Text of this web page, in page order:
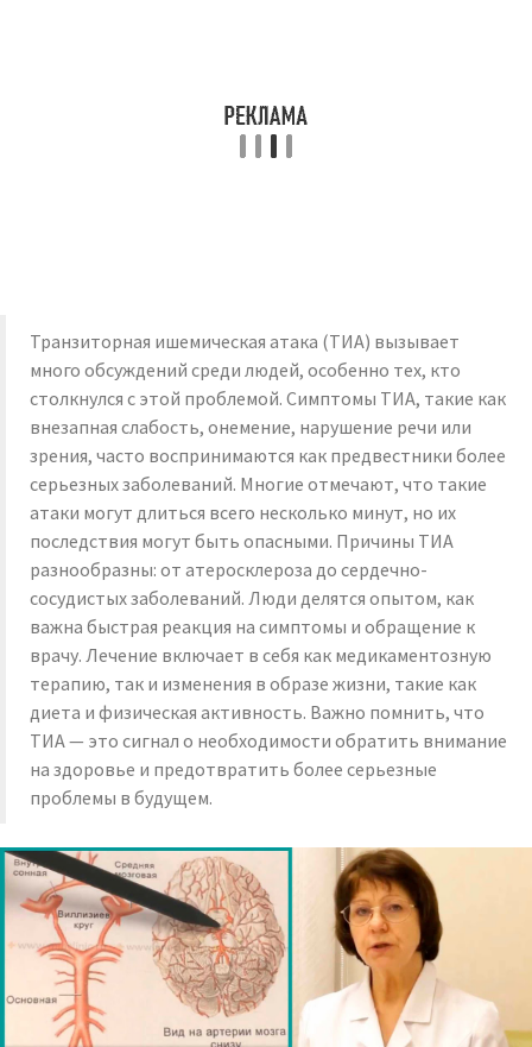
Транзиторная ишемическая атака (ТИА) вызывает
много обсуждений среди людей, особенно тех, кто
столкнулся с этой проблемой. Симптомы ТИА, такие как
внезапная слабость, онемение, нарушение речи или
зрения, часто воспринимаются как предвестники более
серьезных заболеваний. Многие отмечают, что такие
атаки могут длиться всего несколько минут, но их
последствия могут быть опасными. Причины ТИА
разнообразны: от атеросклероза до сердечно-
сосудистых заболеваний. Люди делятся опытом, как
важна быстрая реакция на симптомы и обращение к
врачу. Лечение включает в себя как медикаментозную
терапию, так и изменения в образе жизни, такие как
диета и физическая активность. Важно помнить, что
ТИА — это сигнал о необходимости обратить внимание
на здоровье и предотвратить более серьезные
проблемы в будущем.